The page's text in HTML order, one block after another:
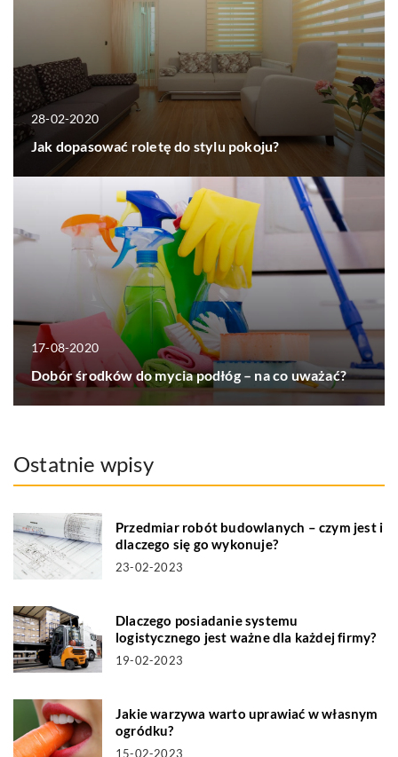
28-02-2020
Jak dopasować roletę do stylu pokoju?
17-08-2020
Dobór środków do mycia podłóg – na co uważać?
Ostatnie wpisy
Przedmiar robót budowlanych – czym jest i
dlaczego się go wykonuje?
23-02-2023
Dlaczego posiadanie systemu
logistycznego jest ważne dla każdej firmy?
19-02-2023
Jakie warzywa warto uprawiać w własnym
ogródku?
15-02-2023